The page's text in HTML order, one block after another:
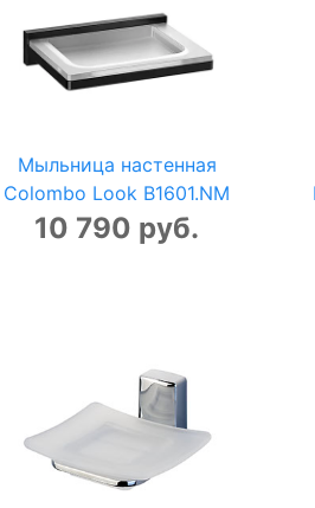
Мыльница настенная
Colombo Look B1601.NM
10 790 руб.